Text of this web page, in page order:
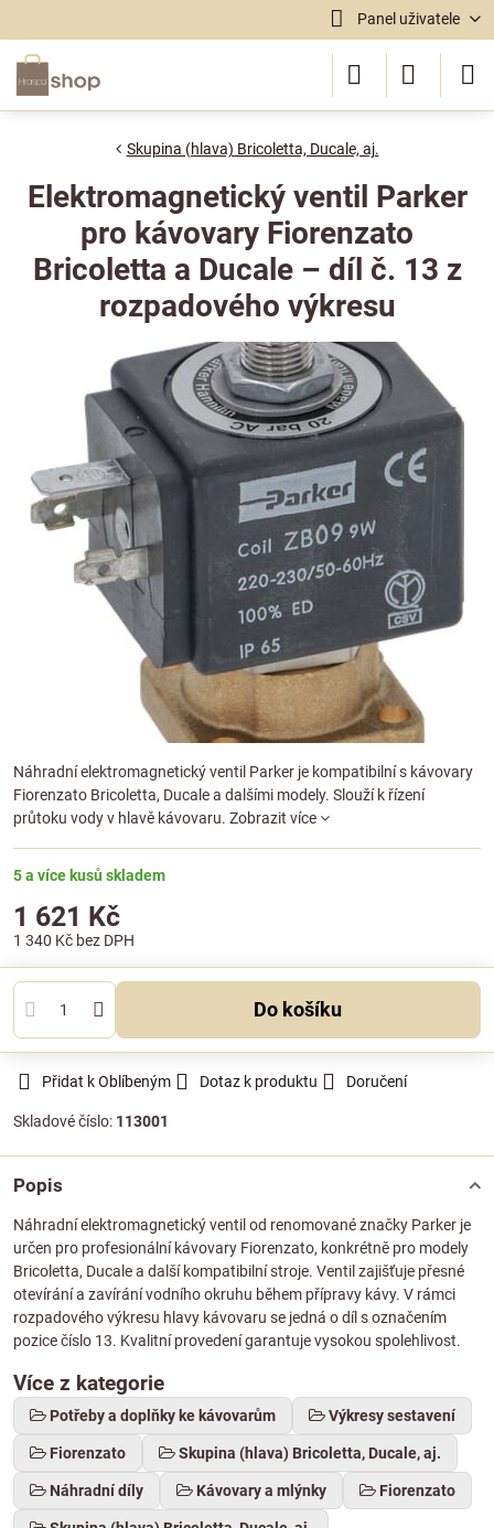
Panel uživatele
Skupina (hlava) Bricoletta, Ducale, aj.
Elektromagnetický ventil Parker
pro kávovary Fiorenzato
Bricoletta a Ducale – díl č. 13 z
rozpadového výkresu
Náhradní elektromagnetický ventil Parker je kompatibilní s kávovary
Fiorenzato Bricoletta, Ducale a dalšími modely. Slouží k řízení
průtoku vody v hlavě kávovaru. Zobrazit více
5 a více kusů skladem
1 621 Kč
1 340 Kč bez DPH
Do košíku
Přidat k Oblíbeným Dotaz k produktu Doručení
Skladové číslo: 113001
Popis
Náhradní elektromagnetický ventil od renomované značky Parker je
určen pro profesionální kávovary Fiorenzato, konkrétně pro modely
Bricoletta, Ducale a další kompatibilní stroje. Ventil zajišťuje přesné
otevírání a zavírání vodního okruhu během přípravy kávy. V rámci
rozpadového výkresu hlavy kávovaru se jedná o díl s označením
pozice číslo 13. Kvalitní provedení garantuje vysokou spolehlivost.
Více z kategorie
Potřeby a doplňky ke kávovarům Výkresy sestavení
Fiorenzato Skupina (hlava) Bricoletta, Ducale, aj.
Náhradní díly Kávovary a mlýnky Fiorenzato